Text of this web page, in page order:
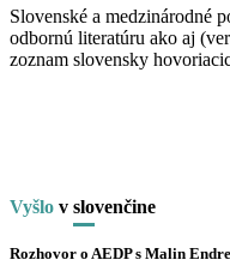
Slovenské a medzinárodné
odbornú literatúru ako aj
zoznam slovensky
Vyšlo v slovenčine
Rozhovor o AEDP s Malin